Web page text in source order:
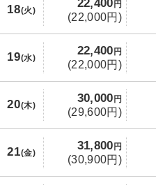
18(火)
22,400 円
(22,000円)
19(水)
22,400 円
(22,000円)
20(木)
30,000 円
(29,600円)
21(金)
31,800 円
(30,900円)